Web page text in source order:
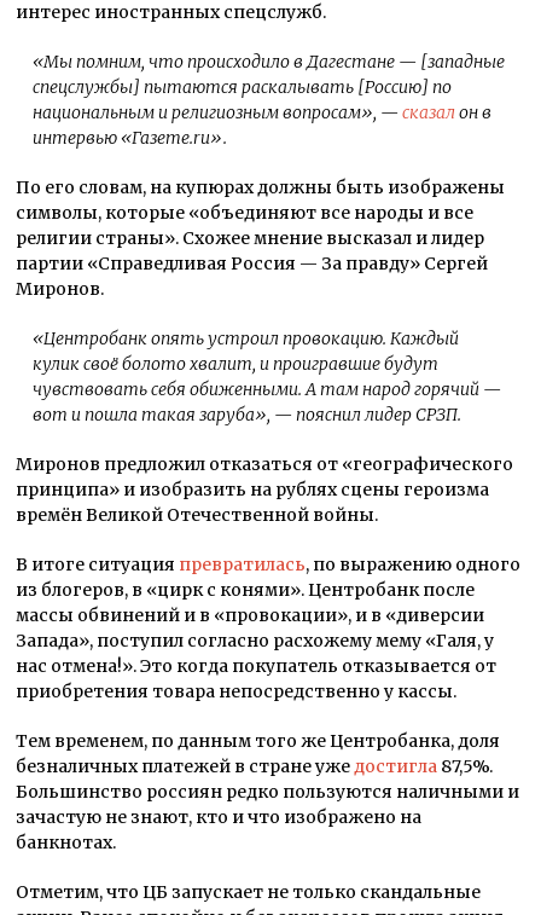
интерес иностранных спецслужб.
«Мы помним, что происходило в Дагестане — [западные
спецслужбы] пытаются раскалывать [Россию] по
национальным и религиозным вопросам», —сказалон в
интервью «Газете.ru».
По его словам, на купюрах должны быть изображены
символы, которые «объединяют все народы и все
религии страны». Схожее мнение высказал и лидер
партии «Справедливая Россия — За правду» Сергей
Миронов.
«Центробанк опять устроил провокацию. Каждый
кулик своё болото хвалит, и проигравшие будут
чувствовать себя обиженными. А там народ горячий —
вот и пошла такая заруба», — пояснил лидер СРЗП.
Миронов предложил отказаться от «географического
принципа» и изобразить на рублях сцены героизма
времён Великой Отечественной войны.
В итоге ситуация превратилась, по выражению одного
из блогеров, в «цирк с конями». Центробанк после
массы обвинений и в «провокации», и в «диверсии
Запада», поступил согласно расхожему мему «Галя, у
нас отмена!». Это когда покупатель отказывается от
приобретения товара непосредственно у кассы.
Тем временем, по данным того же Центробанка, доля
безналичных платежей в стране ужедостигла 87,5%.
Большинство россиян редко пользуются наличными и
зачастую не знают, кто и что изображено на
банкнотах.
Отметим, что ЦБ запускает не только скандальные